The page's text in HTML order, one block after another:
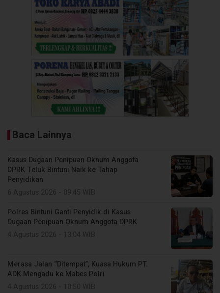
Baca Lainnya
Kasus Dugaan Penipuan Oknum Anggota
DPRK Teluk Bintuni Naik ke Tahap
Penyidikan
Polres Bintuni Ganti Penyidik di Kasus
Dugaan Penipuan Oknum Anggota DPRK
Merasa Jalan “Ditempat”, Kuasa Hukum PT.
ADK Mengadu ke Mabes Polri